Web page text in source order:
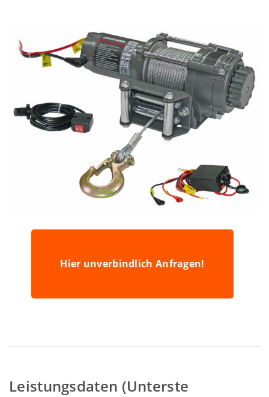
Hier unverbindlich Anfragen!
Leistungsdaten (Unterste